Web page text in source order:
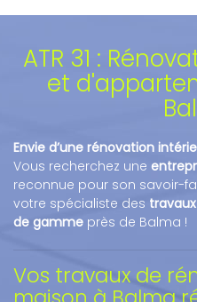
ATR 31 :
et
Envie d’une rénovation
Vous recherchez une
reconnue pour son savoir-
votre spécialiste des
de gamme près de Balma !
Vos travaux de